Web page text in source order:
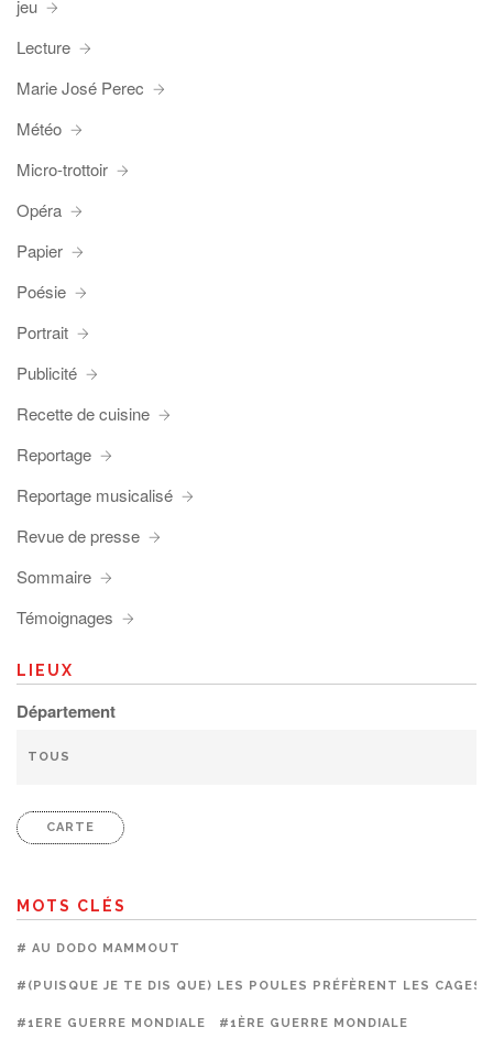
jeu
Lecture
Marie José Perec
Météo
Micro-trottoir
Opéra
Papier
Poésie
Portrait
Publicité
Recette de cuisine
Reportage
Reportage musicalisé
Revue de presse
Sommaire
Témoignages
LIEUX
Département
CARTE
MOTS CLÉS
# AU DODO MAMMOUT
#(PUISQUE JE TE DIS QUE) LES POULES PRÉFÈRENT LES CAGES
#1ERE GUERRE MONDIALE #1ÈRE GUERRE MONDIALE